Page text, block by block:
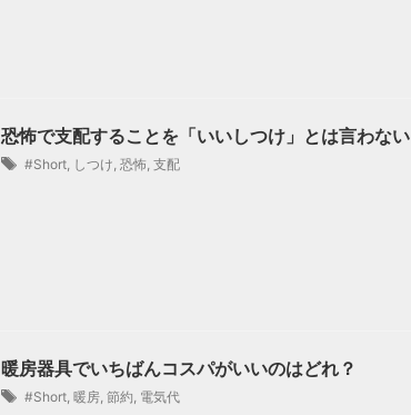
恐怖で支配することを「いいしつけ」とは言わない
#Short しつけ 恐怖 支配
暖房器具でいちばんコスパがいいのはどれ？
#Short, 暖房, 節約, 電気代